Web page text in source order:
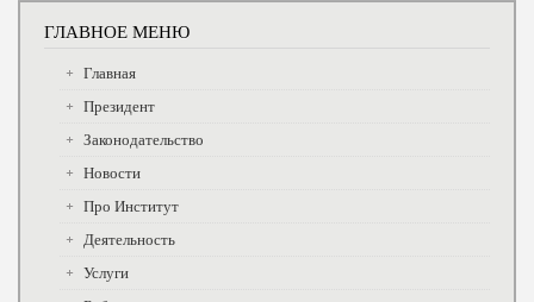
ГЛАВНОЕ МЕНЮ
Главная
Президент
Законодательство
Новости
Про Институт
Деятельность
Услуги